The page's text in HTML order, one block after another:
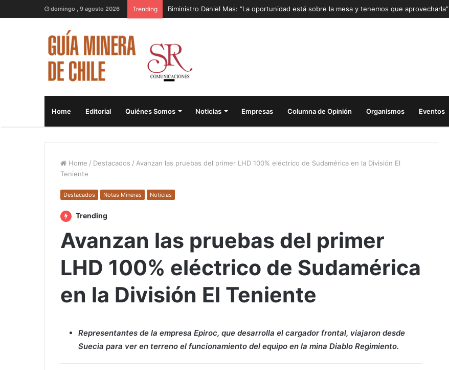
domingo , 9 agosto 2026 Trending Biministro Daniel Mas: “La oportunidad está sobre la mesa y tenemos que aprovecharla”
Home Editorial Quiénes Somos Noticias Empresas Columna de Opinión Organismos Eventos
Home / Destacados / Avanzan las pruebas del primer LHD 100% eléctrico de Sudamérica en la División El
Teniente
Destacados Notas Mineras Noticias
Trending
Avanzan las pruebas del primer
LHD 100% eléctrico de Sudamérica
en la División El Teniente
Representantes de la empresa Epiroc, que desarrolla el cargador frontal, viajaron desde
Suecia para ver en terreno el funcionamiento del equipo en la mina Diablo Regimiento.